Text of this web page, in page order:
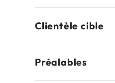
Clientèle cible
Préalables